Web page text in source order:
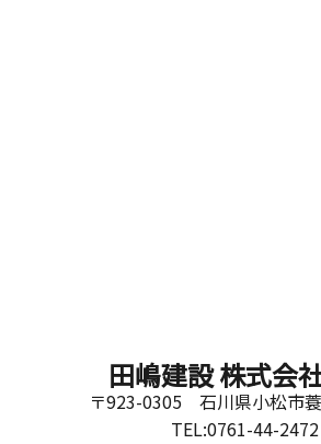
田嶋建設 株式会
〒923-0305 石川県小松市
TEL:0761-44-2472